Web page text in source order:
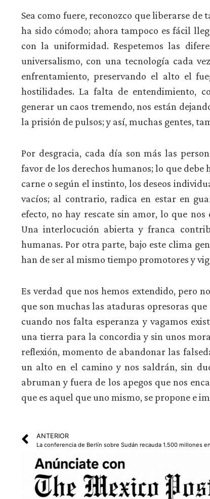
Sea como fuere, reconozco que liberarse de
ha sido cómodo; ahora tampoco es fácil
con la uniformidad. Respetemos las
universalismo, con una tecnología cada
enfrentamiento, preservando el alto el
hostilidades. La falta de entendimiento,
generar un caos tremendo, nos están
la prisión de pulsos; y así, muchas gentes,
Por desgracia, cada día son más las
favor de los derechos humanos; lo que
carne o según el instinto, los deseos
vacíos; al contrario, radica en estar en
efecto, no hay rescate sin amor, lo que
Una interlocución abierta y franca
humanas. Por otra parte, bajo este clima
han de ser al mismo tiempo promotores y
Es verdad que nos hemos extendido, pero
que son muchas las ataduras opresoras
cuando nos falta esperanza y vagamos
una tierra para la concordia y sin unos
reflexión, momento de abandonar las
un alto en el camino y nos saldrán, sin
abruman y fuera de los apegos que nos
que es aquel que uno mismo, se propone e
ANTERIOR